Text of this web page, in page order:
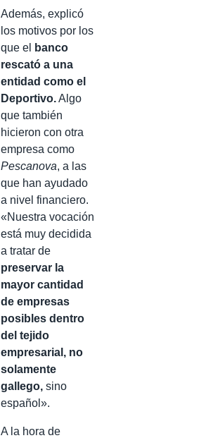
Además, explicó
los motivos por los
que el
banco
rescató a una
entidad como el
Deportivo.Algo
que también
hicieron con otra
empresa como
Pescanova, a las
que han ayudado
a nivel financiero.
«Nuestra vocación
está muy decidida
a tratar de
preservar la
mayor cantidad
de empresas
posibles dentro
del tejido
empresarial, no
solamente
gallego, sino
español».
A la hora de